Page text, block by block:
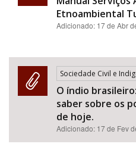
Etnoambiental
Adicionado: 17 de Abr
Sociedade Civil e
O índio
saber sobre os
de hoje.
Adicionado: 17 de Fev